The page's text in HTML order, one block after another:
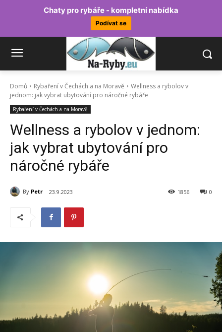
Domů Rybaření v Čechách a na Moravě
Wellness a rybolov v
jednom: jak vybrat ubytování pro náročné rybáře
Rybaření v Čechách a na Moravě
Wellness a rybolov v jednom:
jak vybrat ubytování pro
náročné rybáře
By Petr 23.9.2023 0
1856
Chaty pro rybáře - kompletní nabídka
Podívat se